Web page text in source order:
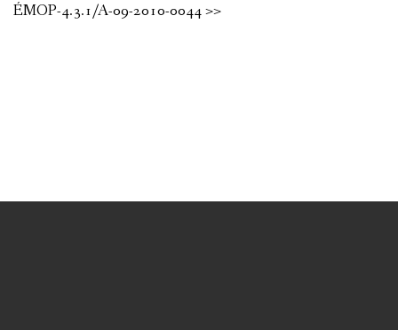
ÉMOP-4.3.1/A-09-2010-0044 >>